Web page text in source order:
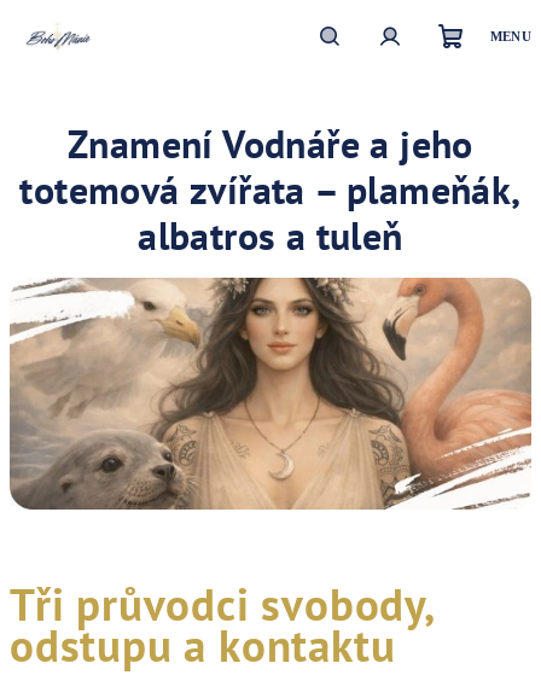
košík
Znamení Vodnáře a jeho
totemová zvířata – plameňák,
albatros a tuleň
Tři průvodci svobody,
odstupu a kontaktu